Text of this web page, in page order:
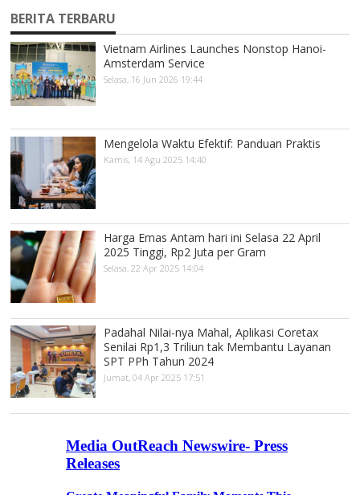
BERITA TERBARU
Vietnam Airlines Launches Nonstop Hanoi-
Amsterdam Service
Selasa, 16 Jun 2026 19:44
Mengelola Waktu Efektif: Panduan Praktis
Kamis, 14 Agu 2025 14:40
Harga Emas Antam hari ini Selasa 22 April
2025 Tinggi, Rp2 Juta per Gram
Selasa, 22 Apr 2025 14:04
Padahal Nilai-nya Mahal, Aplikasi Coretax
Senilai Rp1,3 Triliun tak Membantu Layanan
SPT PPh Tahun 2024
Jumat, 04 Apr 2025 17:51